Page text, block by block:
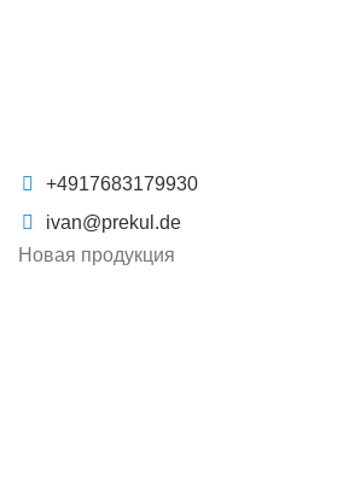
+4917683179930
ivan@prekul.de
Новая продукция